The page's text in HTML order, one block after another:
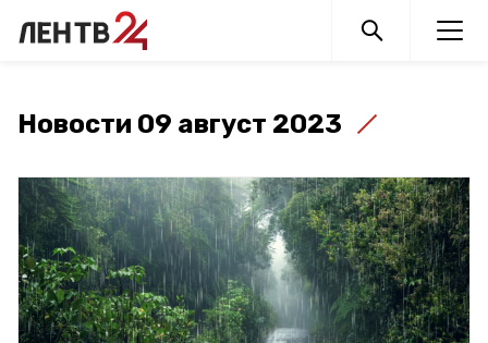
Новости 09 август 2023